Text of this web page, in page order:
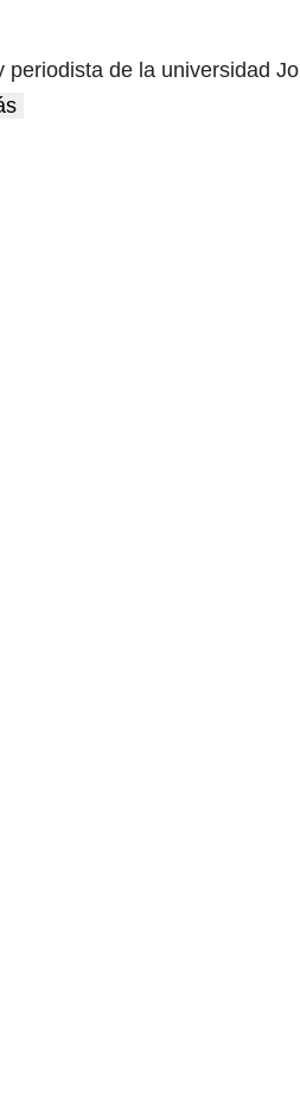
periodista de la universidad